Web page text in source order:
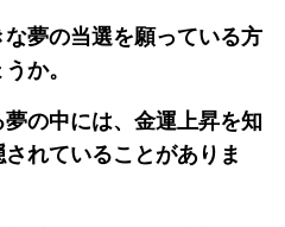
な夢の当選を願っている方
か。
の中には、金運上昇を知
れていることがありま